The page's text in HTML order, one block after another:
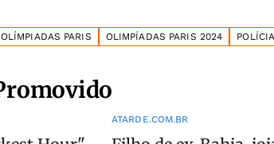
OLÍMPIADAS PARIS OLIMPÍADAS PARIS 2024